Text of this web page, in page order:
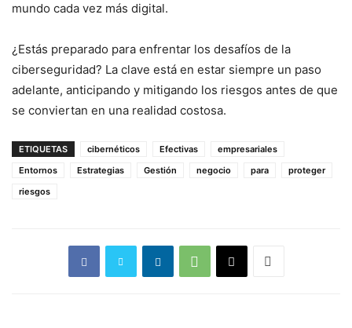
mundo cada vez más digital.
¿Estás preparado para enfrentar los desafíos de la
ciberseguridad? La clave está en estar siempre un paso
adelante, anticipando y mitigando los riesgos antes de que
se conviertan en una realidad costosa.
ETIQUETAS cibernéticos Efectivas
empresariales
Entornos
Estrategias Gestión negocio para
proteger
riesgos